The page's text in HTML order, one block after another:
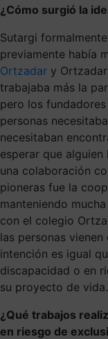
¿Cómo surgió la
Sutargi
previamente había
Ortzadar y
trabajaba más la
pero los
personas
necesitaban
esperar que
una colaboración
pioneras fue la
manteniendo
con el colegio
las personas
intención es igual
discapacidad o en
su proyecto de vida.
¿Qué trabajos
en riesgo de